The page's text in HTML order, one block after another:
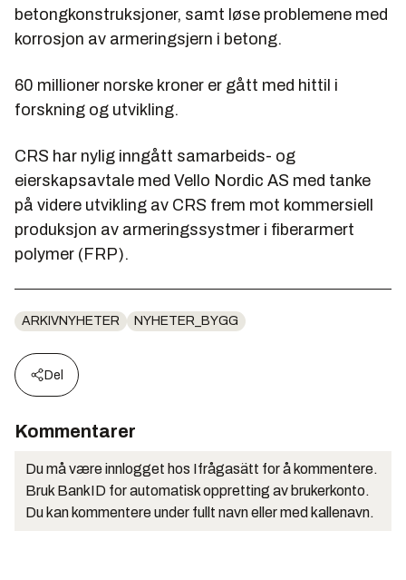
betongkonstruksjoner, samt løse problemene med
korrosjon av armeringsjern i betong.
60 millioner norske kroner er gått med hittil i
forskning og utvikling.
CRS har nylig inngått samarbeids- og
eierskapsavtale med Vello Nordic AS med tanke
på videre utvikling av CRS frem mot kommersiell
produksjon av armeringssystmer i fiberarmert
polymer (FRP).
ARKIVNYHETER NYHETER_BYGG
Del
Kommentarer
Du må være innlogget hos Ifrågasätt for å kommentere.
Bruk BankID for automatisk oppretting av brukerkonto.
Du kan kommentere under fullt navn eller med kallenavn.